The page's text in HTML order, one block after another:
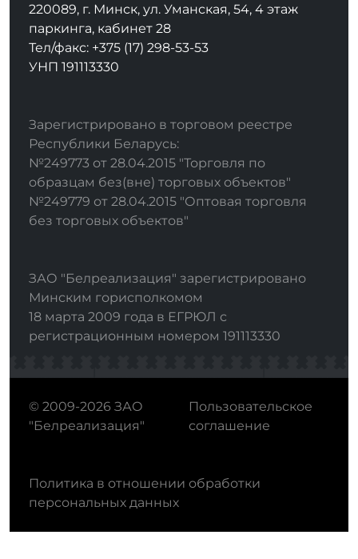
220089, г. Минск, ул. Уманская, 54, 4 этаж
паркинга, кабинет 28
Тел/факс: +375 (17) 298-53-53
УНП 191113330
Зарегистрировано в торговом реестре
Республики Беларусь:
№249773 от 28.04.2015 "Торговля по
образцам без(вне) торговых объектов"
№249779 от 28.04.2015 "Оптовая торговля
без торговых объектов"
ЗАО "Белреализация" зарегистрировано
Минским горисполкомом
18 марта 2009 года в ЕГРЮЛ с
регистрационным номером 191113330
© 2009-2026 ЗАО
"Белреализация"
Пользовательское
соглашение
Политика в отношении обработки
персональных данных